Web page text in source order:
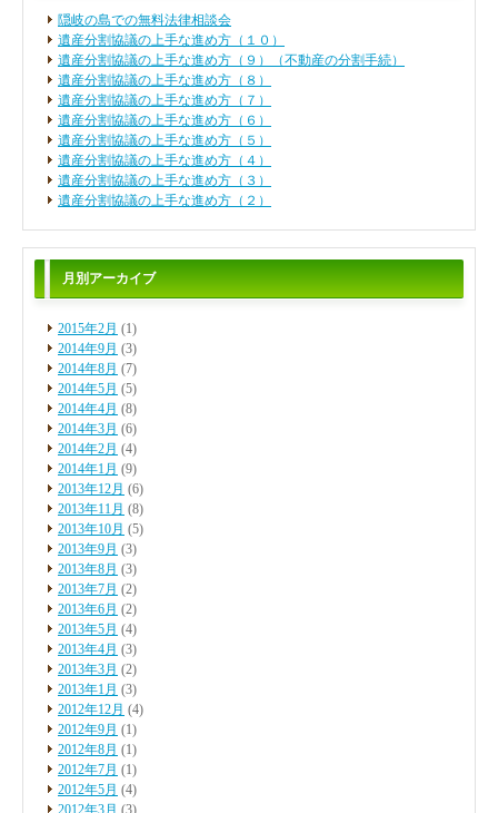
隠岐の島での無料法律相談会
遺産分割協議の上手な進め方（１０）
遺産分割協議の上手な進め方（９）（不動産の分割手続）
遺産分割協議の上手な進め方（８）
遺産分割協議の上手な進め方（７）
遺産分割協議の上手な進め方（６）
遺産分割協議の上手な進め方（５）
遺産分割協議の上手な進め方（４）
遺産分割協議の上手な進め方（３）
遺産分割協議の上手な進め方（２）
月別アーカイブ
2015年2月 (1)
2014年9月 (3)
2014年8月 (7)
2014年5月 (5)
2014年4月 (8)
2014年3月 (6)
2014年2月 (4)
2014年1月 (9)
2013年12月 (6)
2013年11月 (8)
2013年10月 (5)
2013年9月 (3)
2013年8月 (3)
2013年7月 (2)
2013年6月 (2)
2013年5月 (4)
2013年4月 (3)
2013年3月 (2)
2013年1月 (3)
2012年12月 (4)
2012年9月 (1)
2012年8月 (1)
2012年7月 (1)
2012年5月 (4)
2012年3月 (3)